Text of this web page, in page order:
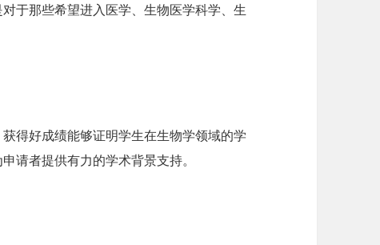
于那些希望进入医学、生物医学科学、生
得好成绩能够证明学生在生物学领域的学
请者提供有力的学术背景支持。